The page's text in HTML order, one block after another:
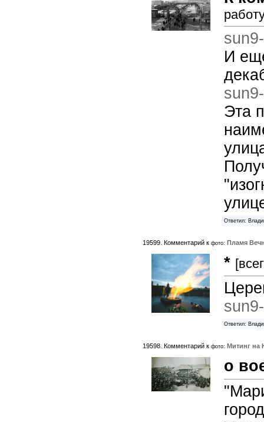
И
Эта
Ответил:
19599. Комментарий к фото: Пламя
*
Ответил:
19598. Комментарий к фото: Митинг на
о